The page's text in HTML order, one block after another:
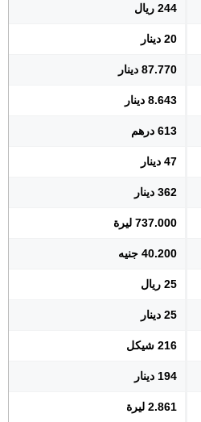
244 ريال
20 دينار
87.770 دينار
8.643 دينار
613 درهم
47 دينار
362 دينار
737.000 ليرة
40.200 جنيه
25 ريال
25 دينار
216 شيكل
194 دينار
2.861 ليرة